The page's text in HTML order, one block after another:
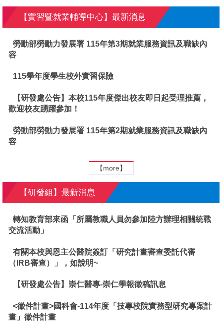
【實習暨就業輔導中心】最新消息
勞動部勞動力發展署 115年第3期就業服務資訊及職缺內
容
115學年度學生校外實習保險
【研發處公告】本校115年度傑出校友即日起受理推薦，
歡迎校友踴躍參加！
勞動部勞動力發展署 115年第2期就業服務資訊及職缺內
容
【more】
【研發組】最新消息
轉知教育部來函「所屬教職人員勿參加陸方辦理相關統戰
交流活動」
有關本校與恩主公醫院簽訂「研究計畫審查委託代審
（IRB審查）」，如說明~
【研發處公告】崇仁醫專-崇仁學報徵稿訊息
<徵件計畫>國科會-114年度「技專校院實務型研究專案計
畫」徵件計畫